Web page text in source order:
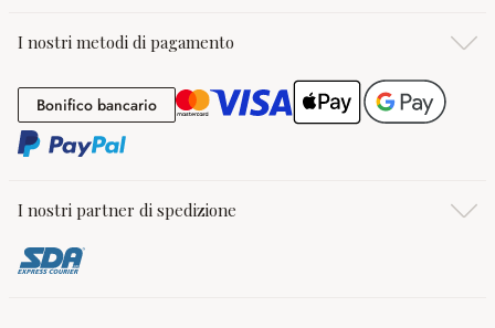
I nostri metodi di pagamento
Bonifico bancarioBonifico bancario
I nostri partner di spedizione